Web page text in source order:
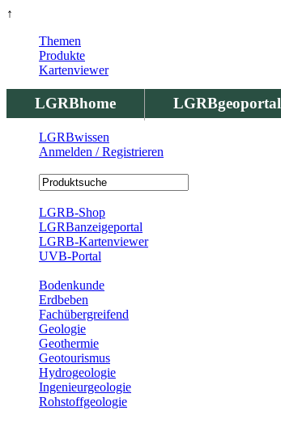
↑
LGRBhome LGRBgeoportal
Themen
Produkte
Kartenviewer
LGRBwissen
Anmelden / Registrieren
LGRB-Shop
LGRBanzeigeportal
LGRB-Kartenviewer
UVB-Portal
Bodenkunde
Erdbeben
Fachübergreifend
Geologie
Geothermie
Geotourismus
Hydrogeologie
Ingenieurgeologie
Rohstoffgeologie